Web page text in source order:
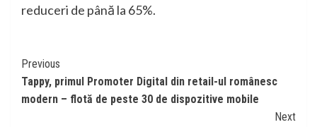
reduceri de până la 65%.
Continue
Reading
Previous
Tappy, primul Promoter Digital din retail-ul românesc
modern – flotă de peste 30 de dispozitive mobile
Next